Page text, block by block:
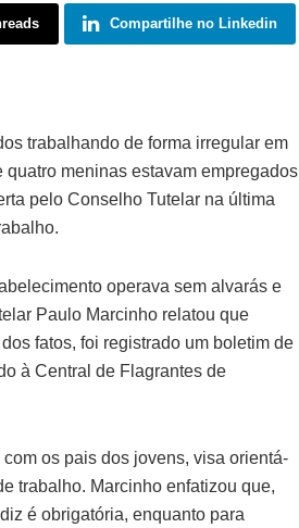
Compartilhe no Linkedin
trabalhando de forma irregular em
meninas estavam empregados
pelo Conselho Tutelar na última
operava sem alvarás e
Paulo Marcinho relatou que
fatos, foi registrado um boletim de
à Central de Flagrantes de
os pais dos jovens, visa orientá-
trabalho. Marcinho enfatizou que,
é obrigatória, enquanto para